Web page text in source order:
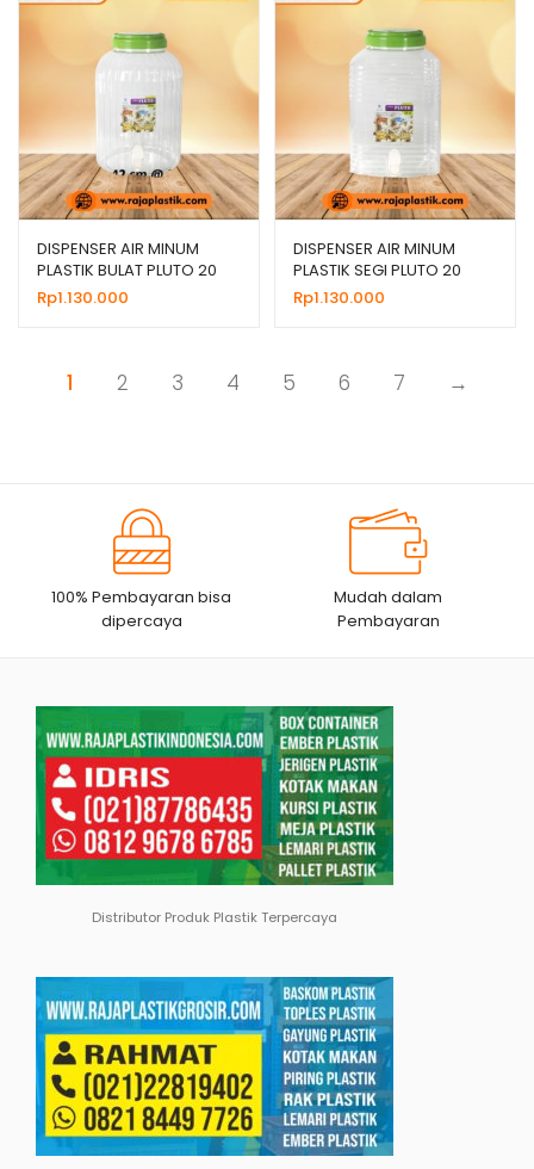
DISPENSER AIR MINUM
PLASTIK BULAT PLUTO 20
LITER MURAH
Rp1.130.000
DISPENSER AIR MINUM
PLASTIK SEGI PLUTO 20
LITER MURAH
Rp1.130.000
1 2 3 4 5 6 7 →
100% Pembayaran bisa
dipercaya
Mudah dalam
Pembayaran
Distributor Produk Plastik Terpercaya